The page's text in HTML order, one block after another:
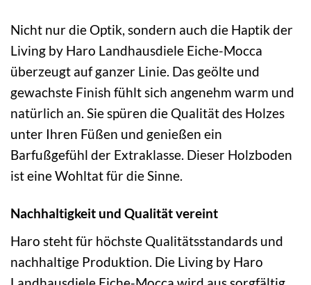
Nicht nur die Optik, sondern auch die Haptik der
Living by Haro Landhausdiele Eiche-Mocca
überzeugt auf ganzer Linie. Das geölte und
gewachste Finish fühlt sich angenehm warm und
natürlich an. Sie spüren die Qualität des Holzes
unter Ihren Füßen und genießen ein
Barfußgefühl der Extraklasse. Dieser Holzboden
ist eine Wohltat für die Sinne.
Nachhaltigkeit und Qualität vereint
Haro steht für höchste Qualitätsstandards und
nachhaltige Produktion. Die Living by Haro